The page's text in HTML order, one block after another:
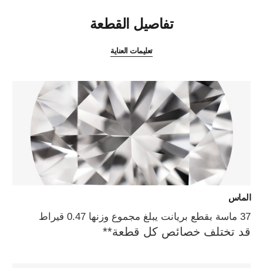
تفاصيل القطعة
تعليمات العناية
الماس
37 ماسة بقطع بريانت يبلغ مجموع وزنها 0.47 قيراط
قد تختلف خصائص كل قطعة**